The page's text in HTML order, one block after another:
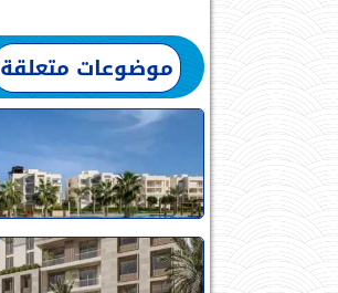
موضوعات متعلقة